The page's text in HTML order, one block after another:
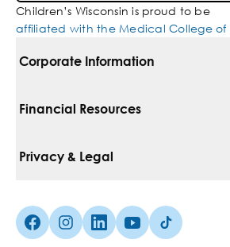
Children’s Wisconsin is proud to be
affiliated with the Medical College of
Corporate Information
For Vendors
Media Inquiries
Financial Resources
Pay Your Bill
Insurances We Accept
Privacy & Legal
Non-Discrimination Policy
Facebook (Opens in a new tab)
Instagram (Opens in a new
linkedin (Opens in a
Youtube (Opens
Tiktok